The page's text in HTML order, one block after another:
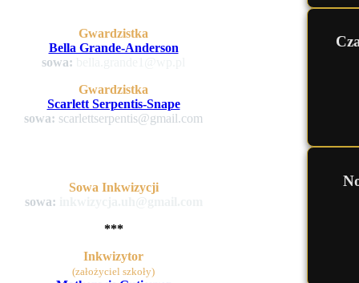
Gwardzistka
Bella Grande-Anderson
sowa:
Gwardzistka
Scarlett Serpentis-Snape
sowa: scarlettserpentis@gmail.com
Sowa Inkwizycji
sowa:
***
Inkwizytor
(założyciel szkoły)